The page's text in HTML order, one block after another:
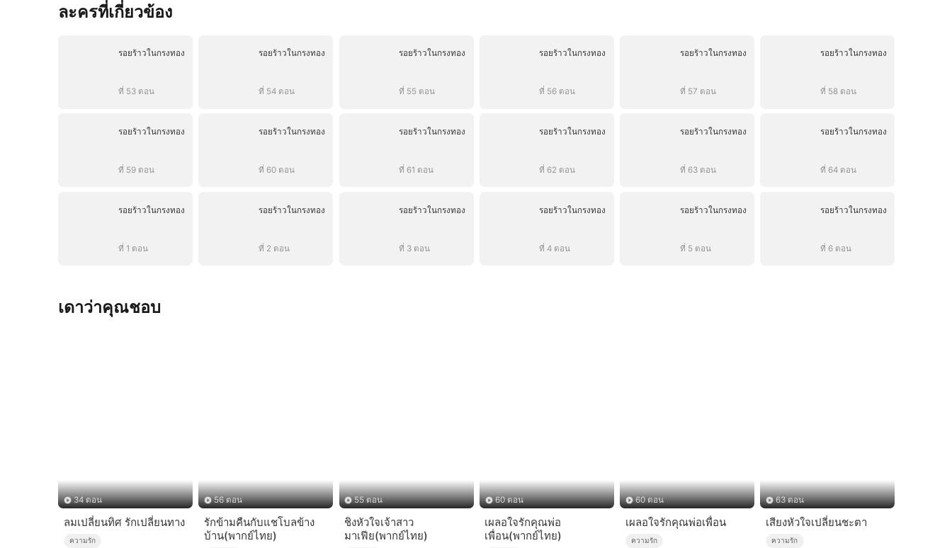
ละครที่เกี่ยวข้อง
รอยร้าวในกรงทอง
ที่ 53 ตอน
รอยร้าวในกรงทอง
ที่ 54 ตอน
รอยร้าวในกรงทอง
ที่ 55 ตอน
รอยร้าวในกรงทอง
ที่ 56 ตอน
รอยร้าวในกรงทอง
ที่ 57 ตอน
รอยร้าวในกรงทอง
ที่ 58 ตอน
รอยร้าวในกรงทอง
ที่ 59 ตอน
รอยร้าวในกรงทอง
ที่ 60 ตอน
รอยร้าวในกรงทอง
ที่ 61 ตอน
รอยร้าวในกรงทอง
ที่ 62 ตอน
รอยร้าวในกรงทอง
ที่ 63 ตอน
รอยร้าวในกรงทอง
ที่ 64 ตอน
รอยร้าวในกรงทอง
ที่ 1 ตอน
รอยร้าวในกรงทอง
ที่ 2 ตอน
รอยร้าวในกรงทอง
ที่ 3 ตอน
รอยร้าวในกรงทอง
ที่ 4 ตอน
รอยร้าวในกรงทอง
ที่ 5 ตอน
รอยร้าวในกรงทอง
ที่ 6 ตอน
เดาว่าคุณชอบ
34 ตอน
ลมเปลี่ยนทิศ รักเปลี่ยนทาง
ความรัก
56 ตอน
รักข้ามคืนกับแชโบลข้าง
บ้าน(พากย์ไทย)
55 ตอน
ชิงหัวใจเจ้าสาว
มาเฟีย(พากย์ไทย)
60 ตอน
เผลอใจรักคุณพ่อ
เพื่อน(พากย์ไทย)
60 ตอน
เผลอใจรักคุณพ่อเพื่อน
ความรัก
63 ตอน
เสียงหัวใจเปลี่ยนชะตา
ความรัก